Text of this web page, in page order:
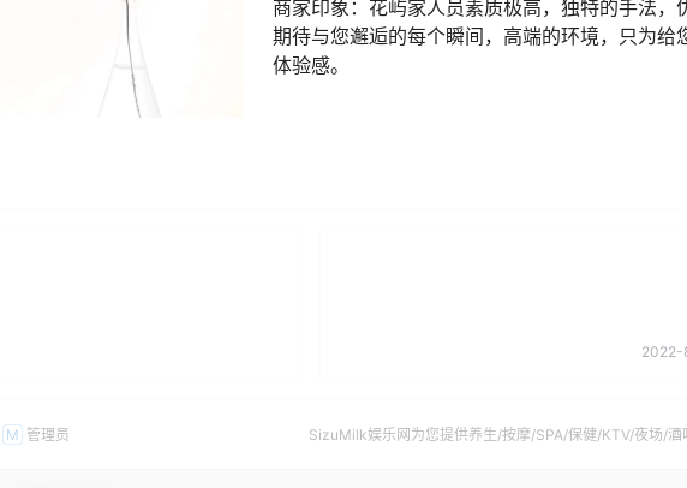
商家印象： 花屿家人员素质极高，独特的手法，
期待与您邂逅的每个瞬间，高端的环境，只为给
体验感。
2022-
M 管理员
SizuMilk娱乐网为您提供养生/按摩/SPA/保健/KTV/夜场/酒